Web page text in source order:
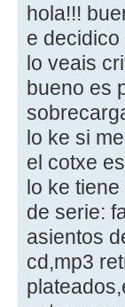
hola!!!
e
lo veais
bueno es
lo ke si
el cotxe
lo ke
de serie:
asientos
cd,mp3